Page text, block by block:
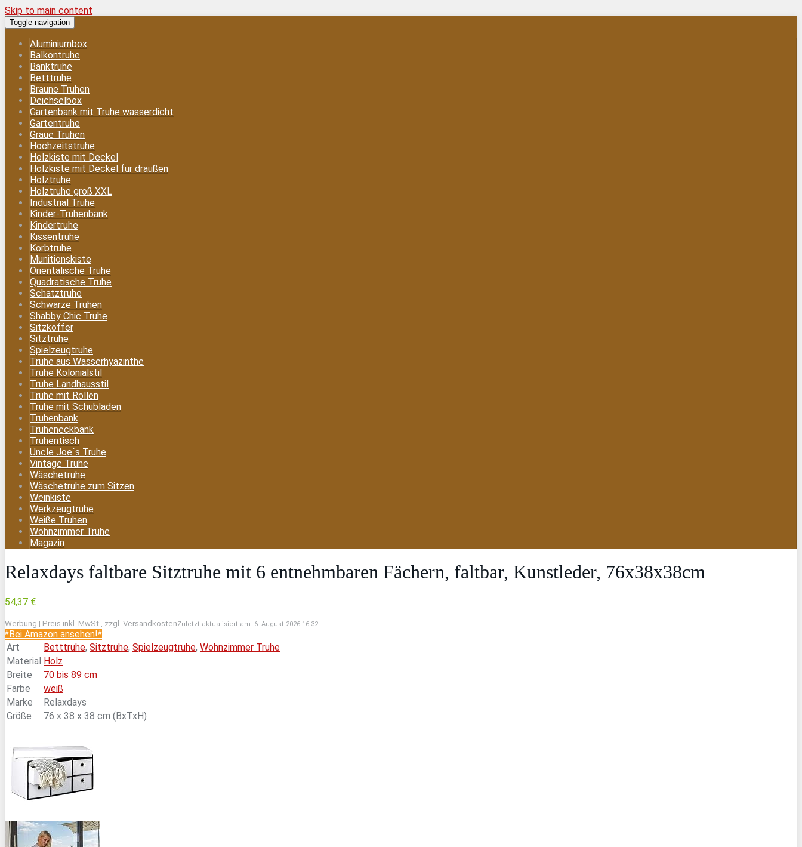
Skip to main content
Toggle navigation
Aluminiumbox
Balkontruhe
Banktruhe
Betttruhe
Braune Truhen
Deichselbox
Gartenbank mit Truhe wasserdicht
Gartentruhe
Graue Truhen
Hochzeitstruhe
Holzkiste mit Deckel
Holzkiste mit Deckel für draußen
Holztruhe
Holztruhe groß XXL
Industrial Truhe
Kinder-Truhenbank
Kindertruhe
Kissentruhe
Korbtruhe
Munitionskiste
Orientalische Truhe
Quadratische Truhe
Schatztruhe
Schwarze Truhen
Shabby Chic Truhe
Sitzkoffer
Sitztruhe
Spielzeugtruhe
Truhe aus Wasserhyazinthe
Truhe Kolonialstil
Truhe Landhausstil
Truhe mit Rollen
Truhe mit Schubladen
Truhenbank
Truheneckbank
Truhentisch
Uncle Joe´s Truhe
Vintage Truhe
Wäschetruhe
Wäschetruhe zum Sitzen
Weinkiste
Werkzeugtruhe
Weiße Truhen
Wohnzimmer Truhe
Magazin
Relaxdays faltbare Sitztruhe mit 6 entnehmbaren Fächern, faltbar, Kunstleder, 76x38x38cm
54,37 €
Werbung | Preis inkl. MwSt., zzgl. VersandkostenZuletzt aktualisiert am: 6. August 2026 16:32
*Bei Amazon ansehen!*
Art
Betttruhe, Sitztruhe, Spielzeugtruhe, Wohnzimmer Truhe
Material Holz
Breite
70 bis 89 cm
Farbe
weiß
Marke
Relaxdays
Größe
76 x 38 x 38 cm (BxTxH)